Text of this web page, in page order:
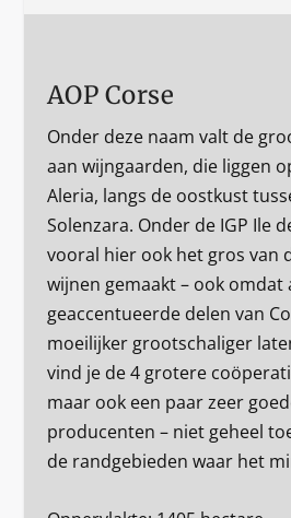
AOP Corse
Onder deze naam valt de
aan wijngaarden, die liggen
Aleria, langs de oostkust
Solenzara. Onder de IGP Ile
vooral hier ook het gros van
wijnen gemaakt – ook omdat
geaccentueerde delen van
moeilijker grootschaliger
vind je de 4 grotere
maar ook een paar zeer
producenten – niet geheel
de randgebieden waar het